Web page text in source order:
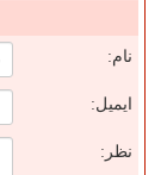
نام:
ایمیل:
نظر: